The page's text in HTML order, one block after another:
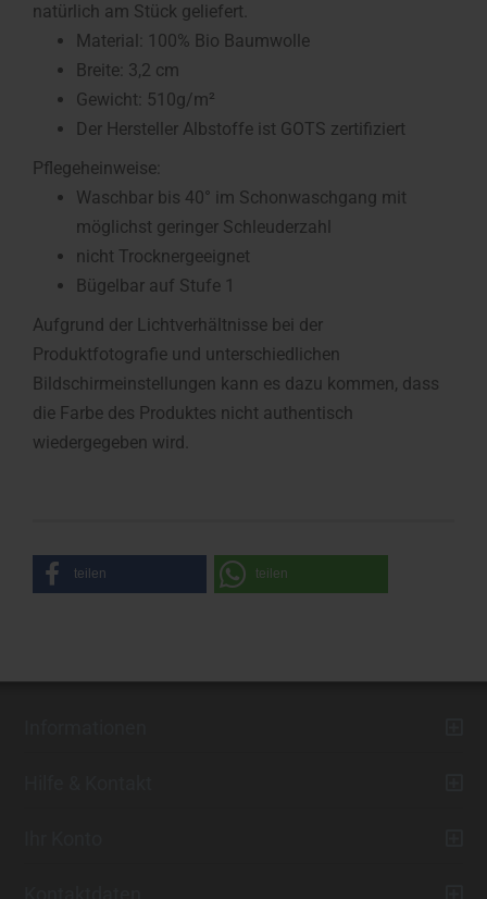
natürlich am Stück geliefert.
Material: 100% Bio Baumwolle
Breite: 3,2 cm
Gewicht: 510g/m²
Der Hersteller Albstoffe ist GOTS zertifiziert
Pflegeheinweise:
Waschbar bis 40° im Schonwaschgang mit
möglichst geringer Schleuderzahl
nicht Trocknergeeignet
Bügelbar auf Stufe 1
Aufgrund der Lichtverhältnisse bei der
Produktfotografie und unterschiedlichen
Bildschirmeinstellungen kann es dazu kommen, dass
die Farbe des Produktes nicht authentisch
wiedergegeben wird.
teilen teilen